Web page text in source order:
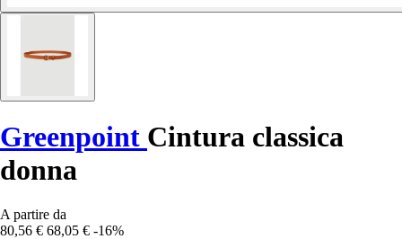
Greenpoint Cintura classica
donna
A partire da
80,56 € 68,05 € -16%